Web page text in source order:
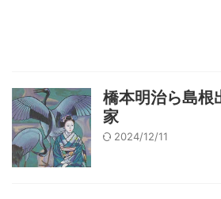
橋本明治ら島根
家
2024/12/11